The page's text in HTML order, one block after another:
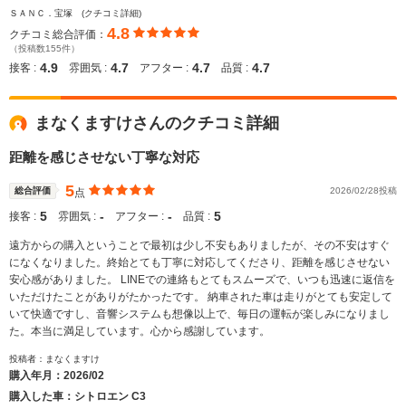
ＳＡＮＣ．宝塚 (クチコミ詳細)
クチコミ総合評価： 4.8
（投稿数155件）
接客 : 4.9 雰囲気 : 4.7 アフター : 4.7 品質 : 4.7
まなくますけさんのクチコミ詳細
距離を感じさせない丁寧な対応
総合評価 5点 2026/02/28投稿
接客 : 5 雰囲気 : ‐ アフター : ‐ 品質 : 5
遠方からの購入ということで最初は少し不安もありましたが、その不安はすぐ
になくなりました。終始とても丁寧に対応してくださり、距離を感じさせない
安心感がありました。 LINEでの連絡もとてもスムーズで、いつも迅速に返信を
いただけたことがありがたかったです。 納車された車は走りがとても安定して
いて快適ですし、音響システムも想像以上で、毎日の運転が楽しみになりまし
た。本当に満足しています。心から感謝しています。
投稿者：まなくますけ
購入年月： 2026/02
購入した車：シトロエン C3